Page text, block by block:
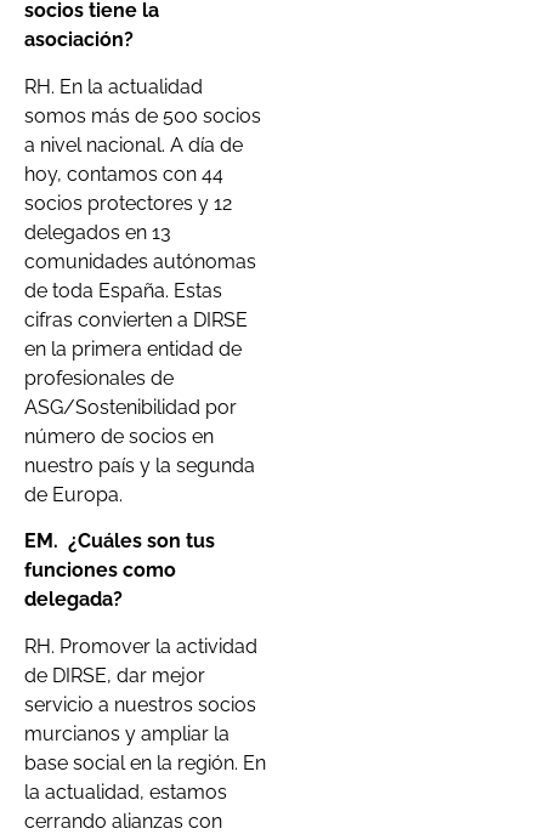
socios tiene la
asociación?
RH. En la actualidad
somos más de 500 socios
a nivel nacional. A día de
hoy, contamos con 44
socios protectores y 12
delegados en 13
comunidades autónomas
de toda España. Estas
cifras convierten a DIRSE
en la primera entidad de
profesionales de
ASG/Sostenibilidad por
número de socios en
nuestro país y la segunda
de Europa.
EM. ¿Cuáles son tus
funciones como
delegada?
RH. Promover la actividad
de DIRSE, dar mejor
servicio a nuestros socios
murcianos y ampliar la
base social en la región. En
la actualidad, estamos
cerrando alianzas con